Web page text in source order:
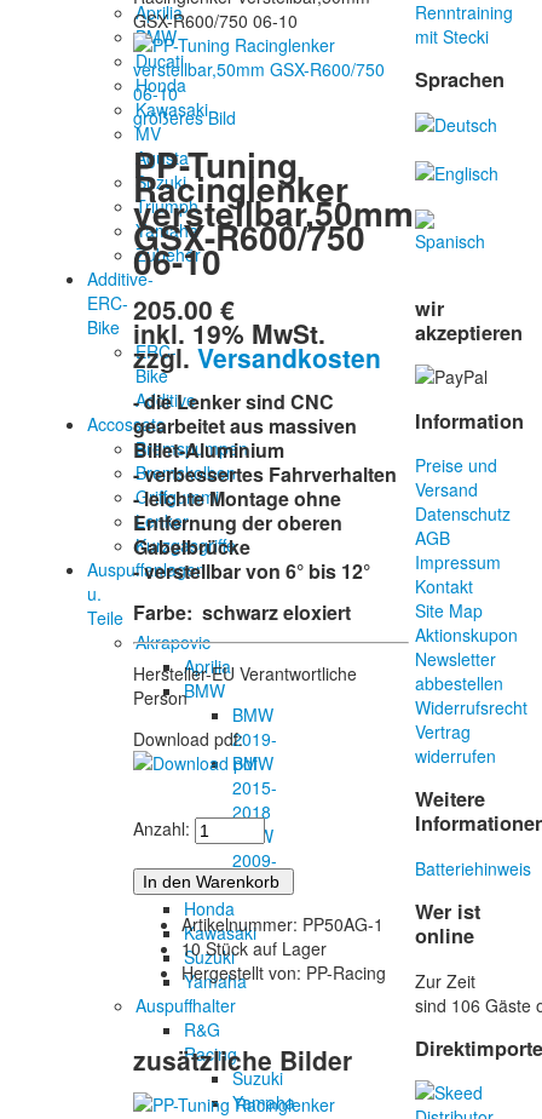
Aprilia
BMW
Ducati
Honda
Kawasaki
MV
Agusta
Suzuki
Triumph
Yamaha
Zubehör
Additive-
ERC-
Bike
ERC-
Bike
Additive
Accossato
Bremspumpen
Bremskolben
Griffgummi
Lenker
Kurzgasgriffe
Auspuffanlagen
u.
Teile
Akrapovic
Aprilia
BMW
BMW
2019-
BMW
2015-
2018
BMW
2009-
2014
Honda
Kawasaki
Suzuki
Yamaha
Auspuffhalter
R&G
Racing
Suzuki
Yamaha
GSX-R600/750 06-10
größeres Bild
PP-Tuning
Racinglenker
verstellbar,50mm
GSX-R600/750
06-10
205.00 €
inkl. 19% MwSt.
zzgl. Versandkosten
- die Lenker sind CNC
gearbeitet aus massiven
Billet-Aluminium
- verbessertes Fahrverhalten
- leichte Montage ohne
Entfernung der oberen
Gabelbrücke
- verstellbar von 6° bis 12°
Farbe: schwarz eloxiert
Hersteller-EU Verantwortliche
Person
Download pdf:
Anzahl:
Artikelnummer: PP50AG-1
10 Stück auf Lager
Hergestellt von: PP-Racing
zusätzliche Bilder
Renntraining
mit Stecki
Sprachen
wir
akzeptieren
Information
Preise und
Versand
Datenschutz
AGB
Impressum
Kontakt
Site Map
Aktionskupon
Newsletter
abbestellen
Widerrufsrecht
Vertrag
widerrufen
Weitere
Batteriehinweis
Wer ist
online
Zur Zeit
sind 106 Gäste